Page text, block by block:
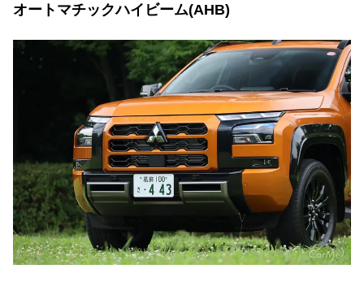
オートマチックハイビーム(AHB)